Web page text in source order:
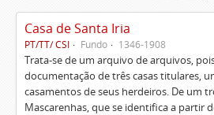
Casa de Santa Iria
PT/TT/ CSI Fundo 1346-1908
Trata-se de um arquivo de arquivos,
documentação de três casas titulares,
casamentos de seus herdeiros. De um
Mascarenhas, que se identifica a partir